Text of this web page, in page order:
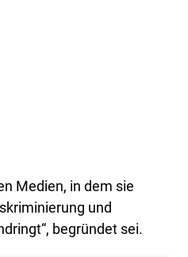
Medien, in dem sie
und
begründet sei.